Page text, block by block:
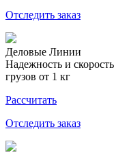
Отследить заказ
Деловые Линии
Надежность и
грузов от 1 кг
Рассчитать
Отследить заказ